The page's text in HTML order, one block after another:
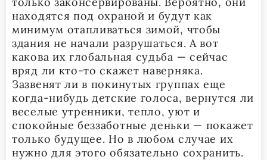
находятся под охраной и будут как
минимум отапливаться зимой, чтобы
здания не начали разрушаться. А вот
какова их глобальная судьба — сейчас
вряд ли кто-то скажет наверняка.
Зазвенят ли в покинутых группах еще
когда-нибудь детские голоса, вернутся ли
веселые утренники, тепло, уют и
спокойные беззаботные деньки — покажет
только будущее. Но в любом случае их
нужно для этого обязательно сохранить.